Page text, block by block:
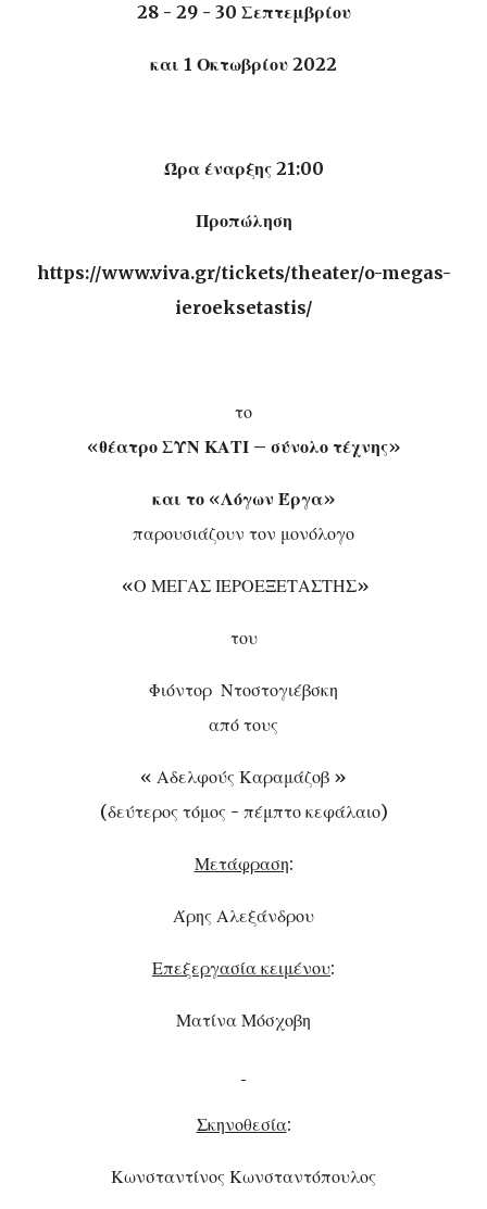
28 - 29 - 30 Σεπτεμβρίου
και 1 Οκτωβρίου 2022
Ώρα έναρξης 21:00
Προπώληση
https://www.viva.gr/tickets/theater/o-megas-
ieroeksetastis/
το
«θέατρο ΣΥΝ ΚΑΤΙ – σύνολο τέχνης»
και το «Λόγων Έργα»
παρουσιάζουν τον μονόλογο
«Ο ΜΕΓΑΣ ΙΕΡΟΕΞΕΤΑΣΤΗΣ»
του
Φιόντορ Ντοστογιέβσκη
από τους
« Αδελφούς Καραμάζοβ »
(δεύτερος τόμος - πέμπτο κεφάλαιο)
Μετάφραση:
Άρης Αλεξάνδρου
Επεξεργασία κειμένου:
Ματίνα Μόσχοβη
Σκηνοθεσία:
Κωνσταντίνος Κωνσταντόπουλος